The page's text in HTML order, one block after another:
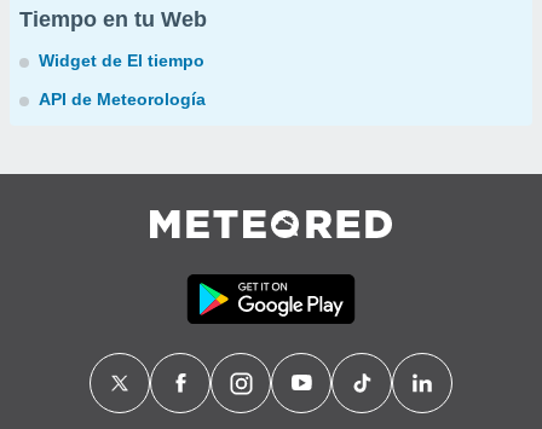
Tiempo en tu Web
Widget de El tiempo
API de Meteorología